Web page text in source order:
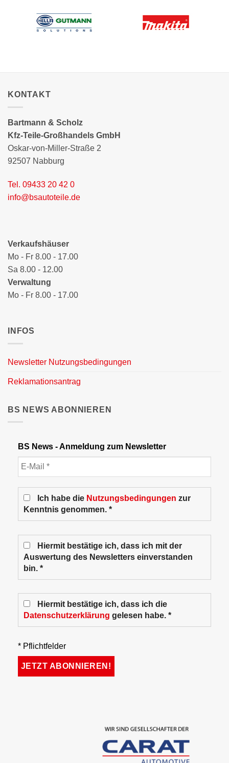
KONTAKT
Bartmann & Scholz
Kfz-Teile-Großhandels GmbH
Oskar-von-Miller-Straße 2
92507 Nabburg
Tel. 09433 20 42 0
info@bsautoteile.de
Verkaufshäuser
Mo - Fr 8.00 - 17.00
Sa 8.00 - 12.00
Verwaltung
Mo - Fr 8.00 - 17.00
INFOS
Newsletter Nutzungsbedingungen
Reklamationsantrag
BS NEWS ABONNIEREN
BS News - Anmeldung zum Newsletter
Ich habe die Nutzungsbedingungen
Kenntnis genommen. *
Hiermit bestätige ich, dass ich mit der
Auswertung des Newsletters einverstanden
bin. *
Hiermit bestätige ich, dass ich die
Datenschutzerklärung gelesen habe. *
* Pflichtfelder